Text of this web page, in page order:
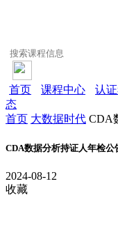
首页 课程中心 认
态
首页 大数据时代 CDA
CDA数据分析持证人年检公
2024-08-12
收藏